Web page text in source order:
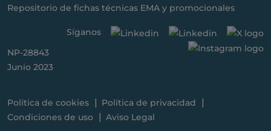
Repositorio de fichas técnicas EMA y promocionales
Síganos
NP-28843
Junio 2023
Política de cookies
Política de privacidad
Condiciones de uso
Aviso Legal